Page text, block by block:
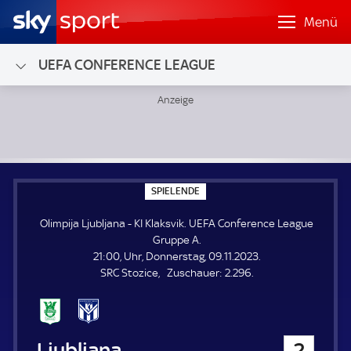
Menü
UEFA CONFERENCE LEAGUE
SPIELENDE
P
E
E
N
E
Olimpija Ljubljana - KI Klaksvik. UEFA Conference League
Gruppe A.
21:00, Uhr, Donnerstag, 09.11.2023.
SRC Stozice
Zuschauer: Z
2.296.